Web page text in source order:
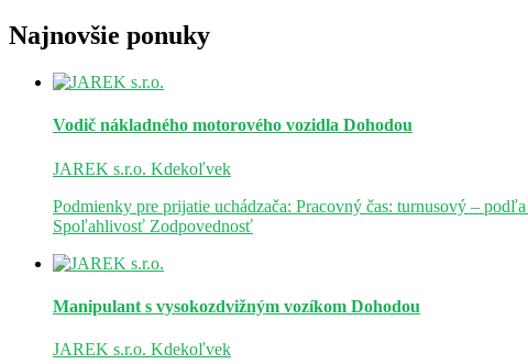
Najnovšie ponuky
Vodič nákladného motorového vozidla Dohodou
JAREK s.r.o. Kdekoľvek
Podmienky pre prijatie uchádzača: Pracovný čas: turnusový –
Spoľahlivosť Zodpovednosť
Manipulant s vysokozdvižným vozíkom Dohodou
JAREK s.r.o. Kdekoľvek